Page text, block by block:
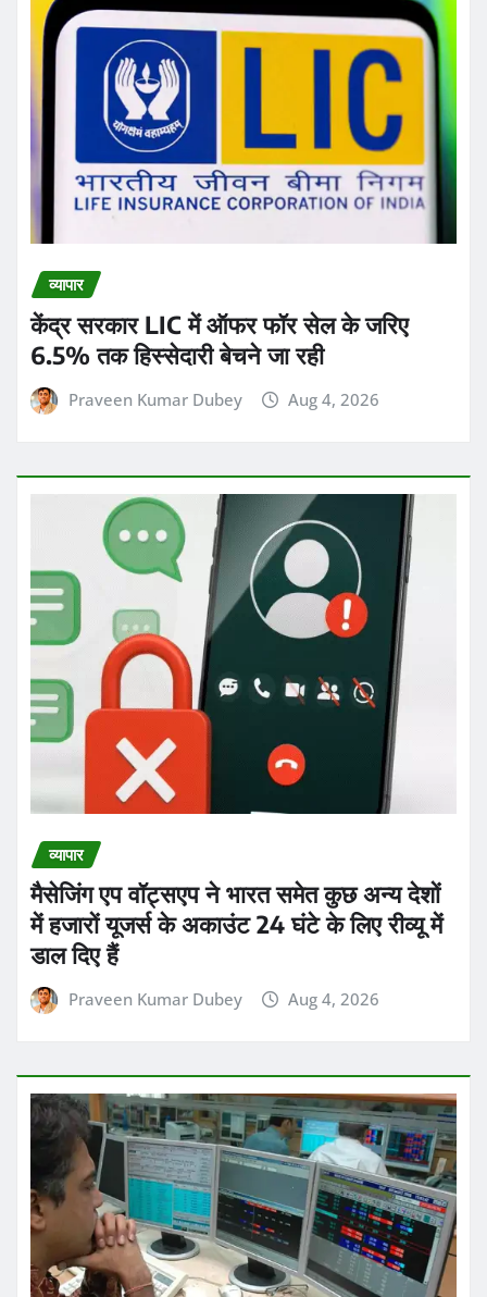
व्यापार
केंद्र सरकार LIC में ऑफर फॉर सेल के जरिए
6.5% तक हिस्सेदारी बेचने जा रही
Praveen Kumar Dubey Aug 4, 2026
व्यापार
मैसेजिंग एप वॉट्सएप ने भारत समेत कुछ अन्य देशों
में हजारों यूजर्स के अकाउंट 24 घंटे के लिए रीव्यू में
डाल दिए हैं
Praveen Kumar Dubey Aug 4, 2026